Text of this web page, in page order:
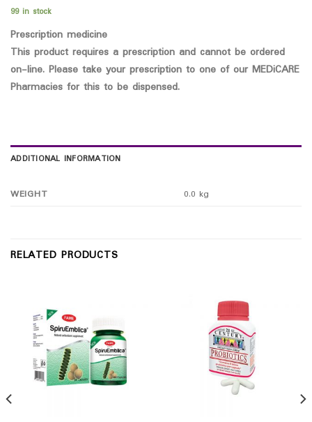
99 in stock
Prescription medicine
This product requires a prescription and cannot be ordered
on-line. Please take your prescription to one of our MEDiCARE
Pharmacies for this to be dispensed.
ADDITIONAL INFORMATION
WEIGHT 0.0 kg
RELATED PRODUCTS